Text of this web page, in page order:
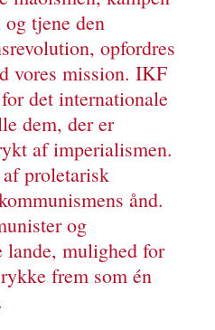
tjene den
opfordres
vores mission. IKF
det internationale
dem, der er
af imperialismen.
proletarisk
ånd.
og
mulighed for
frem som én